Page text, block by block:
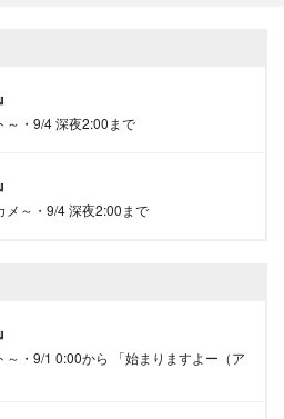
～・9/4 深夜2:00まで
メ～・9/4 深夜2:00まで
・9/1 0:00から 「始まりますよー（ア